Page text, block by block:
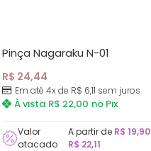
Pinça Nagaraku N-01
R$ 24,44
Em até 4x de R$ 6,11 sem juros
À vista R$ 22,00 no Pix
Valor
atacado
A partir de R$ 19,90
R$ 22,11